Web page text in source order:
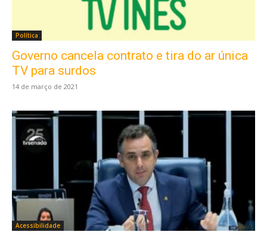
Política
Governo cancela contrato e tira do ar única
TV para surdos
14 de março de 2021
Acessibilidade